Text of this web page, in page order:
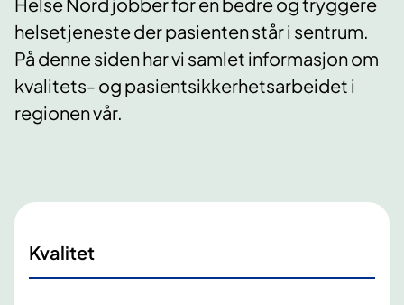
helsetjeneste der pasienten står i sentrum.
På denne siden har vi samlet informasjon om
kvalitets- og pasientsikkerhetsarbeidet i
regionen vår.
Kvalitet